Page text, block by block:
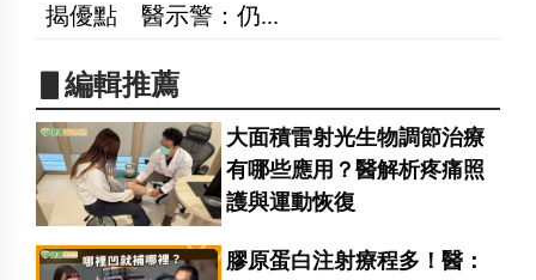
揭優點 醫示警：仍...
▋編輯推薦
大面積雷射光生物調節治療
有哪些應用？醫解析疼痛照
護與運動恢復
膠原蛋白注射療程多！醫：